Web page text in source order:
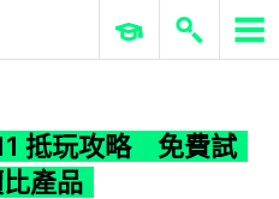
ERP 與商業 AI
抵玩攻略 免費試
產品